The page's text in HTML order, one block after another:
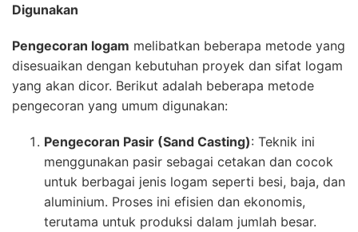
Digunakan
Pengecoran logam melibatkan beberapa metode yang
disesuaikan dengan kebutuhan proyek dan sifat logam
yang akan dicor. Berikut adalah beberapa metode
pengecoran yang umum digunakan:
Pengecoran Pasir (Sand Casting): Teknik ini
menggunakan pasir sebagai cetakan dan cocok
untuk berbagai jenis logam seperti besi, baja, dan
aluminium. Proses ini efisien dan ekonomis,
terutama untuk produksi dalam jumlah besar.